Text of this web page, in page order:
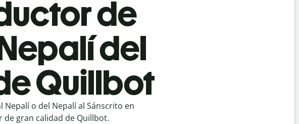
de
del
Quillbot
o del Nepalí al Sánscrito en
gran calidad de Quillbot.